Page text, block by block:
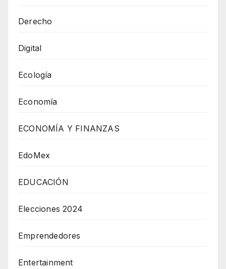
Derecho
Digital
Ecología
Economía
ECONOMÍA Y FINANZAS
EdoMex
EDUCACIÓN
Elecciones 2024
Emprendedores
Entertainment